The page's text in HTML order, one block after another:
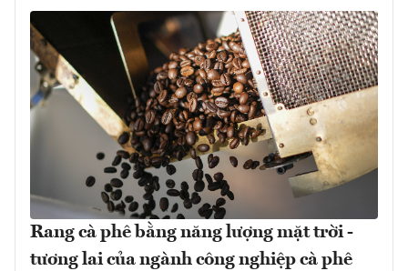
Rang cà phê bằng năng lượng mặt trời -
tương lai của ngành công nghiệp cà phê